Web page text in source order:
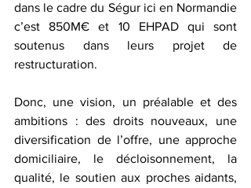
dans le cadre du Ségur ici en Normandie
c’est 850M€ et 10 EHPAD qui sont
soutenus dans leurs projet de
restructuration.
Donc, une vision, un préalable et des
ambitions : des droits nouveaux, une
diversification de l’offre, une approche
domiciliaire, le décloisonnement, la
qualité, le soutien aux proches aidants,